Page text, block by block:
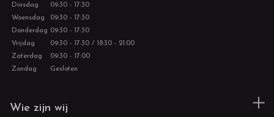
Dinsdag
09:30 - 17:30
Woensdag
09:30 - 17:30
Donderdag 09:30 - 17:30
Vrijdag
09:30 - 17:30 / 18:30 - 21:00
Zaterdag
09:30 - 17:00
Zondag
Gesloten
Wie zijn wij